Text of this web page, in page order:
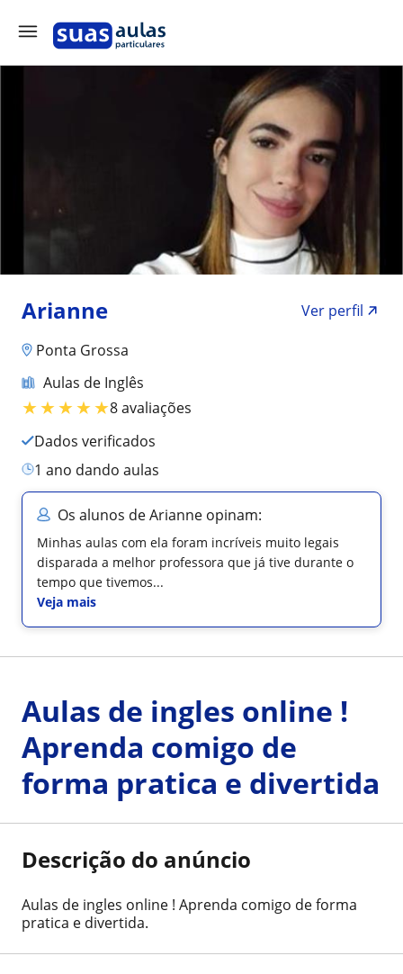
Arianne
Ver perfil
Ponta Grossa
Aulas de Inglês
★★★★★8 avaliações
Dados verificados
1 ano dando aulas
Os alunos de Arianne opinam:
Minhas aulas com ela foram incríveis muito legais
disparada a melhor professora que já tive durante o
tempo que tivemos...
Veja mais
Aulas de ingles online !
Aprenda comigo de
forma pratica e divertida
Descrição do anúncio
Aulas de ingles online ! Aprenda comigo de forma
pratica e divertida.